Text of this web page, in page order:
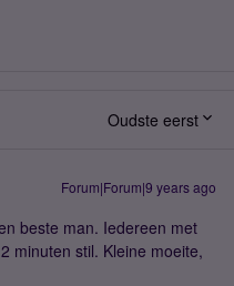
Oudste eerst
Forum|Forum|9 years ago
beste man. Iedereen met
minuten stil. Kleine moeite,